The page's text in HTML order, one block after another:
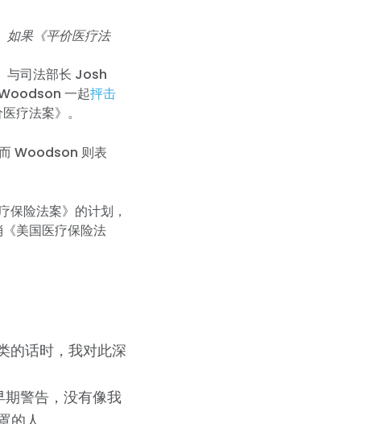
如果《平价医疗法
与司法部长 Josh
一起抨击
疗法案》。
Woodson 则表
险法案》的计划，
美国医疗保险法
的话时，我对此深
警告，没有像我